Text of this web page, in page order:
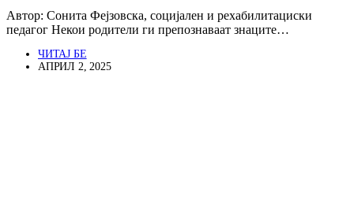
Автор: Сонита Фејзовска, социјален и рехабилитациски
педагог Некои родители ги препознаваат знаците…
ЧИТАЈ БЕ
АПРИЛ 2, 2025